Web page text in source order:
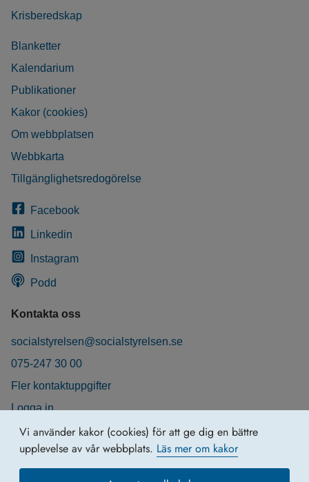
Vi använder kakor (cookies) för att ge dig en bättre
upplevelse av vår webbplats. Läs mer om kakor
Krisberedskap
Blanketter
Kalendarium
Publikationer
Kakor (cookies)
Om webbplatsen
Webbkarta
Tillgänglighetsredogörelse
Facebook
Linkedin
Instagram
Podd
Kontakta oss
socialstyrelsen@socialstyrelsen.se
075-247 30 00
Fler kontaktuppgifter
Logga in
Behandling av personuppgifter